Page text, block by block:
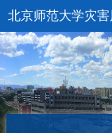
北京师范大学灾